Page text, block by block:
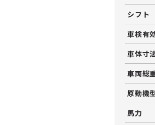
シフト
車検有
車体寸
車両総
原動機
馬力